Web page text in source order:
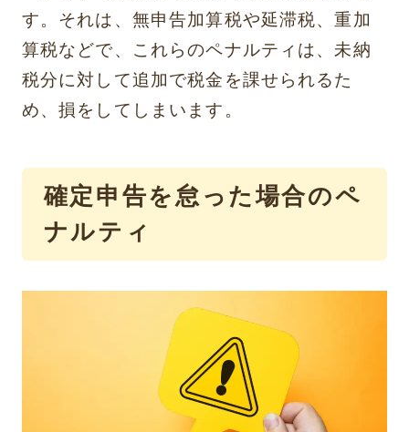
す。それは、無申告加算税や延滞税、重加
算税などで、これらのペナルティは、未納
税分に対して追加で税金を課せられるた
め、損をしてしまいます。
確定申告を怠った場合のペ
ナルティ